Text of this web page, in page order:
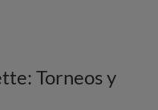
Torneos y